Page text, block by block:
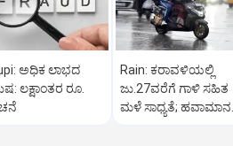
ಅಧಿಕ ಲಾಭದ
ಲಕ್ಷಾಂತರ ರೂ.
Rain: ಕರಾವಳಿಯಲ್ಲಿ
ಜು.27ವರೆಗೆ ಗಾಳಿ ಸಹಿತ
ಮಳೆ ಸಾಧ್ಯತೆ; ಹವಾಮಾನ